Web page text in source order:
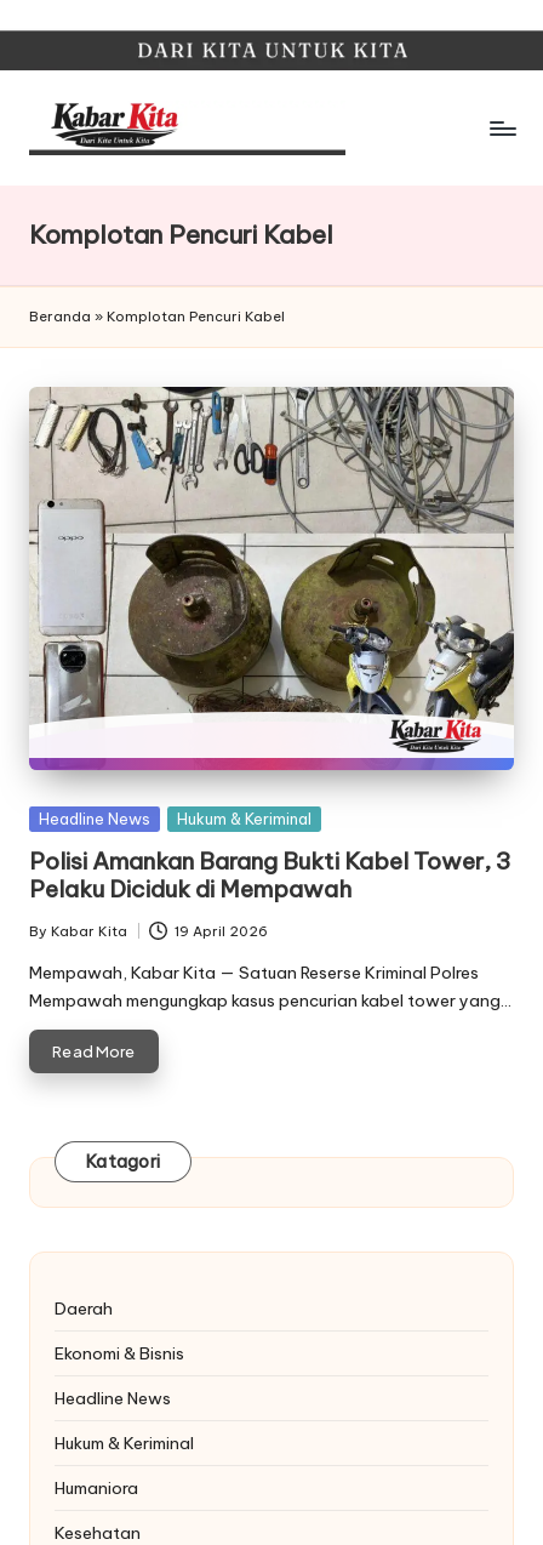
content
a
a
r
K
it
a
Untuk
Komplotan Pencuri Kabel
Beranda » Komplotan Pencuri Kabel
Posted
Headline News Hukum & Keriminal
Polisi Amankan Barang Bukti Kabel Tower, 3
Pelaku Diciduk di Mempawah
Posted
by
By Kabar Kita 19 April 2026
Mempawah, Kabar Kita — Satuan Reserse Kriminal Polres
Mempawah mengungkap kasus pencurian kabel tower yang…
Read More
Katagori
Daerah
Ekonomi & Bisnis
Headline News
Hukum & Keriminal
Humaniora
Kesehatan